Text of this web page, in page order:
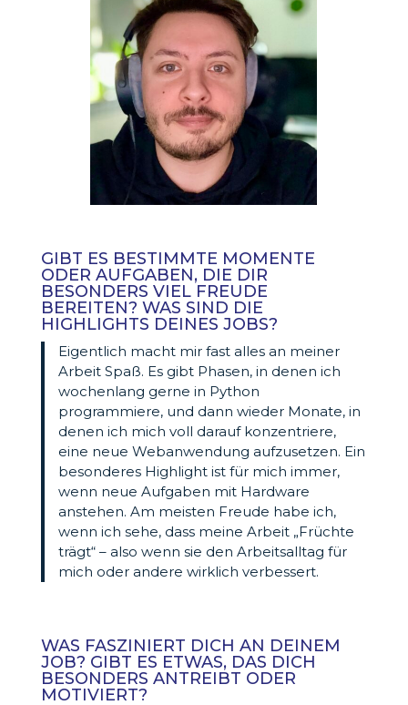
GIBT ES BESTIMMTE MOMENTE
ODER AUFGABEN, DIE DIR
BESONDERS VIEL FREUDE
BEREITEN? WAS SIND DIE
HIGHLIGHTS DEINES JOBS?
Eigentlich macht mir fast alles an meiner
Arbeit Spaß. Es gibt Phasen, in denen ich
wochenlang gerne in Python
programmiere, und dann wieder Monate, in
denen ich mich voll darauf konzentriere,
eine neue Webanwendung aufzusetzen. Ein
besonderes Highlight ist für mich immer,
wenn neue Aufgaben mit Hardware
anstehen. Am meisten Freude habe ich,
wenn ich sehe, dass meine Arbeit „Früchte
trägt“ – also wenn sie den Arbeitsalltag für
mich oder andere wirklich verbessert.
WAS FASZINIERT DICH AN DEINEM
JOB? GIBT ES ETWAS, DAS DICH
BESONDERS ANTREIBT ODER
MOTIVIERT?